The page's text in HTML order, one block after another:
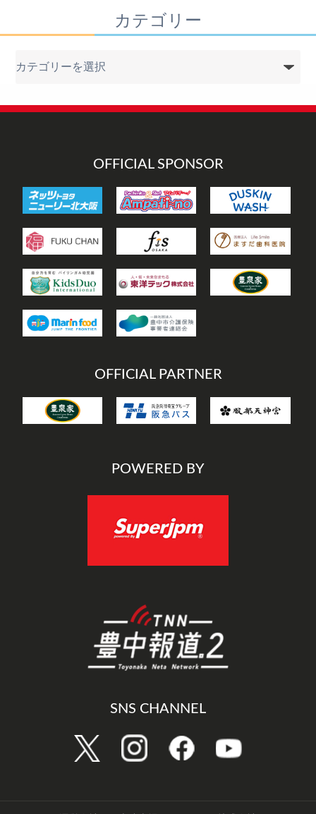
カテゴリー
リ
OFFICIAL SPONSOR
OFFICIAL PARTNER
POWERED BY
SNS CHANNEL